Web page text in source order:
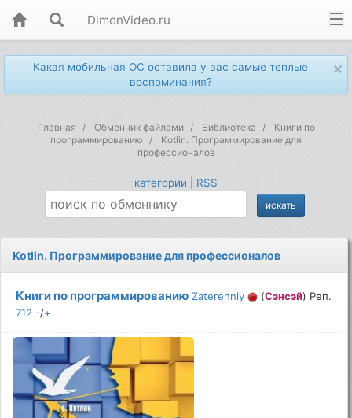
DimonVideo.ru
×
Какая мобильная ОС оставила у вас самые теплые
воспоминания?
Главная Обменник файлами Библиотека
Книги по
программированию
Kotlin. Программирование для
профессионалов
категории RSS
Kotlin. Программирование для профессионалов
Книги по программированию Zaterehniy (Сэнсэй) Реп.
712 -/+